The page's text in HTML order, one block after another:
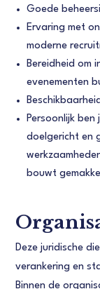
Goede
Ervaring met
moderne
Bereidheid om
evenementen
Persoonlijk
doelgericht en
bouwt
Deze juridische
verankering en
Binnen de